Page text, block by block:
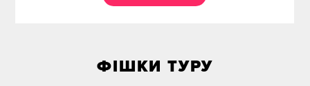
ФІШКИ ТУРУ